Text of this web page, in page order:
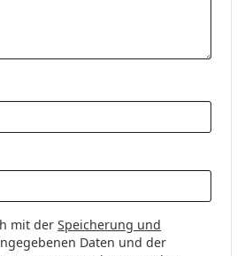
mit derSpeicherung und
Daten und der